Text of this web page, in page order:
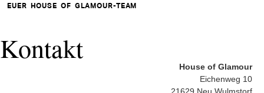
EUER HOUSE OF GLAMOUR-TEAM
Kontakt
House of Glamour
Eichenweg 10